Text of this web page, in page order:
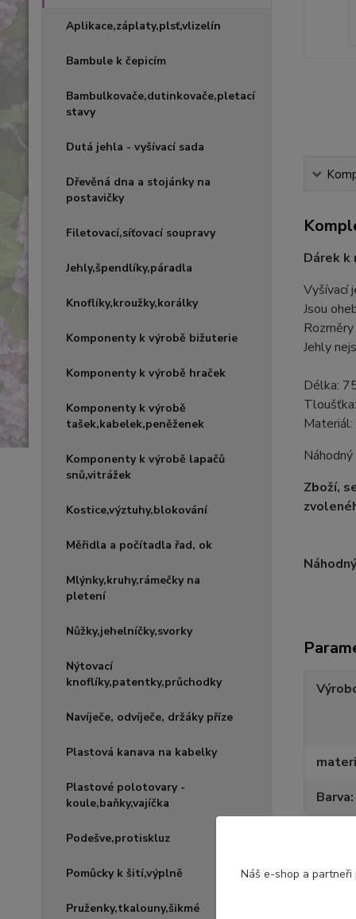
Aplikace,záplaty,plsť,vlizelín
Bambule k čepicím
Bambulkovače,dutinkovače,pletací
stavy
Dutá jehla - vyšívací sada
Dřevěná dna a stojánky na
postavičky
Filetovací,síťovací soupravy
Jehly,špendlíky,páradla
Knoflíky,kroužky,korálky
Komponenty k výrobě bižuterie
Komponenty k výrobě hraček
Komponenty k výrobě
tašek,kabelek,peněženek
Komponenty k výrobě lapačů
snů,vitrážek
Kostice,výztuhy,blokování
Měřidla a počítadla řad, ok
Mlýnky,kruhy,rámečky na
pletení
Nůžky,jehelníčky,svorky
Nýtovací
knoflíky,patentky,průchodky
Navíječe, odvíječe, držáky příze
Plastová kanava na kabelky
Plastové polotovary -
koule,baňky,vajíčka
Podešve,protiskluz
Pomůcky k šití,výplně
Pruženky,tkalouny,šikmé
Dárek k
Vyšívací
Jsou
Jehly
Délka:
Zboží,
Barva
Náš e-shop a partneři